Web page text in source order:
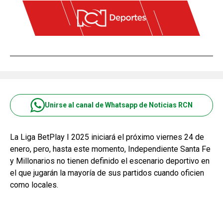
Unirse al canal de Whatsapp de Noticias RCN
La Liga BetPlay I 2025 iniciará el próximo viernes 24 de
enero, pero, hasta este momento, Independiente Santa Fe
y Millonarios no tienen definido el escenario deportivo en
el que jugarán la mayoría de sus partidos cuando oficien
como locales.